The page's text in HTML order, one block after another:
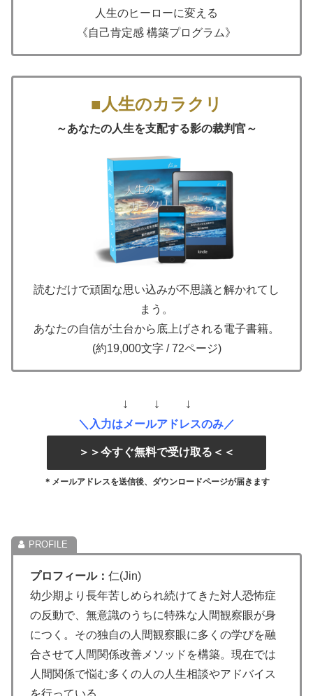
人生のヒーローに変える
《自己肯定感 構築プログラム》
■人生のカラクリ
～あなたの人生を支配する影の裁判官～
読むだけで頑固な思い込みが不思議と解かれてし
まう。
あなたの自信が土台から底上げされる電子書籍。
(約19,000文字 / 72ページ)
↓ ↓ ↓
＼入力はメールアドレスのみ／
＞＞今すぐ無料で受け取る＜＜
＊メールアドレスを送信後、ダウンロードページが届きます
プロフィール： 仁(Jin)
幼少期より長年苦しめられ続けてきた対人恐怖症
の反動で、無意識のうちに特殊な人間観察眼が身
につく。その独自の人間観察眼に多くの学びを融
合させて人間関係改善メソッドを構築。 現在では
人間関係で悩む多くの人の人生相談やアドバイス
を行っている。